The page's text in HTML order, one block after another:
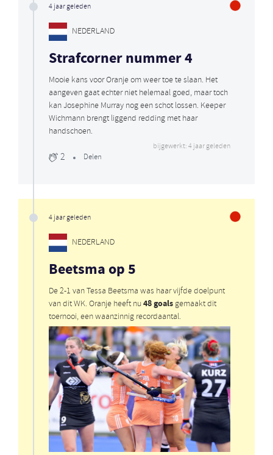
4 jaar geleden
NEDERLAND
Strafcorner nummer 4
Mooie kans voor Oranje om weer toe te slaan. Het
aangeven gaat echter niet helemaal goed, maar toch
kan Josephine Murray nog een schot lossen. Keeper
Wichmann brengt liggend redding met haar
handschoen.
bijgewerkt: 4 jaar geleden
2 Delen
4 jaar geleden
NEDERLAND
Beetsma op 5
De 2-1 van Tessa Beetsma was haar vijfde doelpunt
van dit WK. Oranje heeft nu48 goalsgemaakt dit
toernooi, een waanzinnig recordaantal.